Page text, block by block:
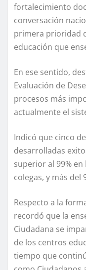
fortalecimiento
conversación
primera prioridad
educación que
En ese sentido,
Evaluación de
procesos más
actualmente el
Indicó que cinco
desarrolladas
superior al 99%
colegas, y más del
Respecto a la
recordó que la
Ciudadana se
de los centros
tiempo que